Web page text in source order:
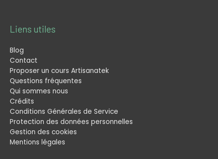
Liens utiles
Blog
Contact
Proposer un cours Artisanatek
Questions fréquentes
Qui sommes nous
Crédits
Conditions Générales de Service
Protection des données personnelles
Gestion des cookies
Mentions légales